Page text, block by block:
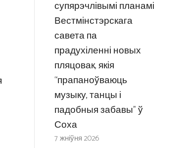
супярэчлівымі планамі
Вестмінстэрскага
савета па
прадухіленні новых
пляцовак, якія
“прапаноўваюць
музыку, танцы і
падобныя забавы” ў
Соха
7 жніўня 2026